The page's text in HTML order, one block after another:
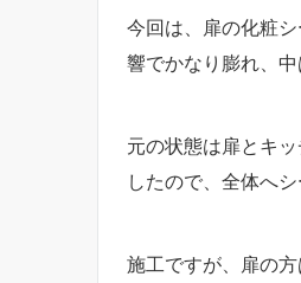
今回は、扉の化粧
響でかなり膨れ、
元の状態は扉とキ
したので、全体へ
施工ですが、扉の